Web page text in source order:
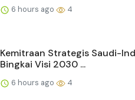
6 hours ago 4
Kemitraan Strategis Saudi-
Bingkai Visi 2030 ...
6 hours ago 4